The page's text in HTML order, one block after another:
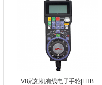
V8雕刻机有线电子手轮|LHB